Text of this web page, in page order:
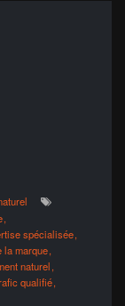
spécialisée
la marque
naturel
qualifié